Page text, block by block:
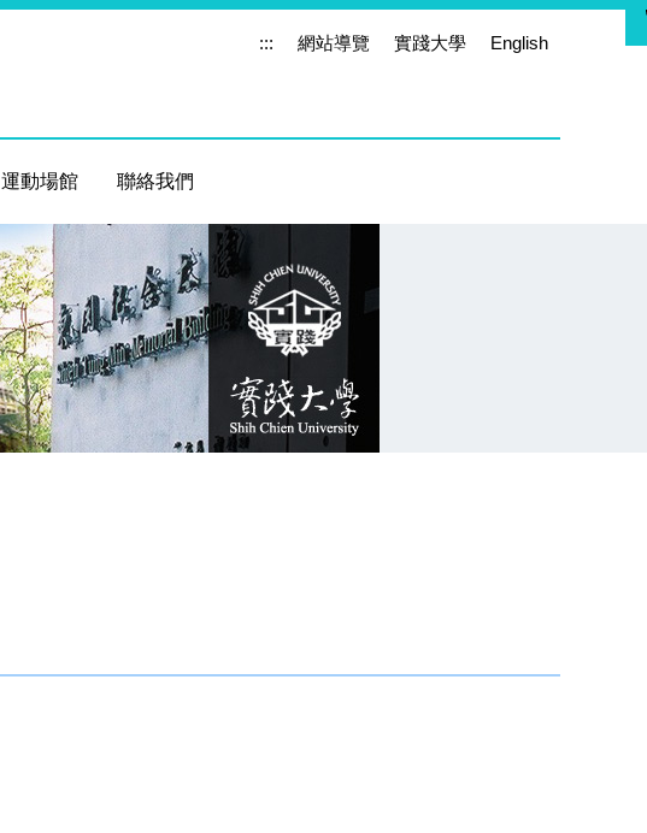
運動場館 聯絡我們
::: 網站導覽 實踐大學 English